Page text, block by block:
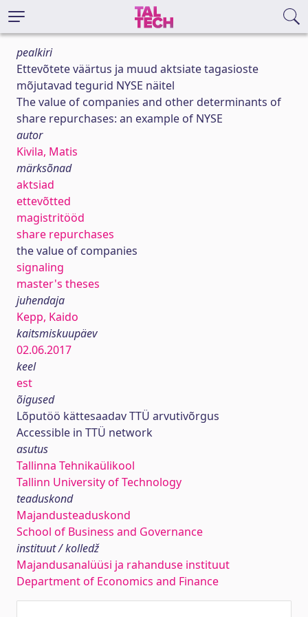
pealkiri
Ettevõtete väärtus ja muud aktsiate tagasioste
mõjutavad tegurid NYSE näitel
The value of companies and other determinants of
share repurchases: an example of NYSE
autor
Kivila, Matis
märksõnad
aktsiad
ettevõtted
magistritööd
share repurchases
the value of companies
signaling
master's theses
juhendaja
Kepp, Kaido
kaitsmiskuupäev
02.06.2017
keel
est
õigused
Lõputöö kättesaadav TTÜ arvutivõrgus
Accessible in TTÜ network
asutus
Tallinna Tehnikaülikool
Tallinn University of Technology
teaduskond
Majandusteaduskond
School of Business and Governance
instituut / kolledž
Majandusanalüüsi ja rahanduse instituut
Department of Economics and Finance